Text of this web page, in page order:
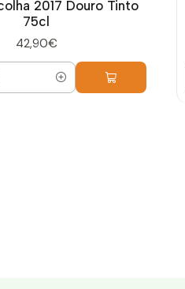
2017 Douro Tinto
75cl
42,90€